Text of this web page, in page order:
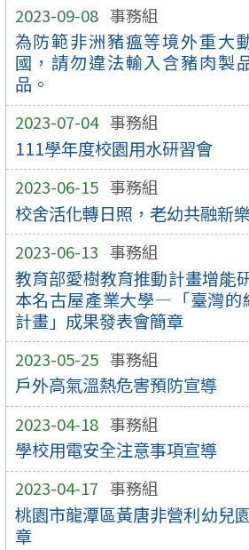
2023-09-08 事務組
為防範非洲豬瘟等境外重大
國，請勿違法輸入含豬肉製
品。
2023-07-04 事務組
111學年度校園用水研習會
2023-06-15 事務組
校舍活化轉日照，老幼共融新
2023-06-13 事務組
教育部愛樹教育推動計畫增能
本名古屋產業大學—「臺灣的
計畫」成果發表會簡章
2023-05-25 事務組
戶外高氣溫熱危害預防宣導
2023-04-18 事務組
學校用電安全注意事項宣導
2023-04-17 事務組
桃園市龍潭區黃唐非營利幼兒
章